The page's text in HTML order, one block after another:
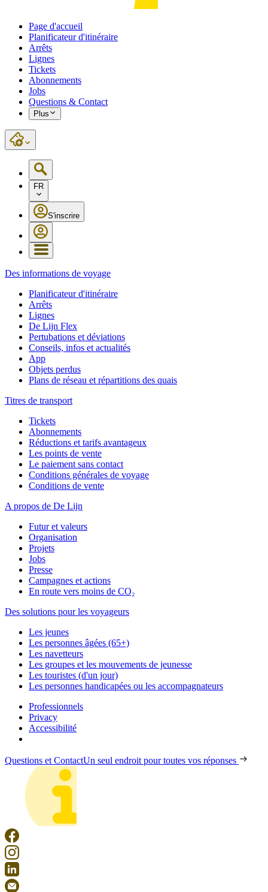
Page d'accueil
Planificateur d'itinéraire
Arrêts
Lignes
Tickets
Abonnements
Jobs
Questions & Contact
Plus
FR
S'inscrire
Des informations de voyage
Planificateur d'itinéraire
Arrêts
Lignes
De Lijn Flex
Pertubations et déviations
Conseils, infos et actualités
App
Objets perdus
Plans de réseau et répartitions des quais
Titres de transport
Tickets
Abonnements
Réductions et tarifs avantageux
Les points de vente
Le paiement sans contact
Conditions générales de voyage
Conditions de vente
A propos de De Lijn
Futur et valeurs
Organisation
Projets
Jobs
Presse
Campagnes et actions
En route vers moins de CO₂
Des solutions pour les voyageurs
Les jeunes
Les personnes âgées (65+)
Les navetteurs
Les groupes et les mouvements de jeunesse
Les touristes (d'un jour)
Les personnes handicapées ou les accompagnateurs
Professionnels
Privacy
Accessibilité
Questions et ContactUn seul endroit pour toutes vos réponses